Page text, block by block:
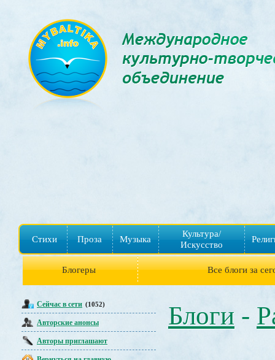
Стихи Проза Музыка
Культура/
Искусство
Блогеры Все блоги за
Сейчас в сети (1052)
Авторские анонсы
Авторы приглашают
Блоги -